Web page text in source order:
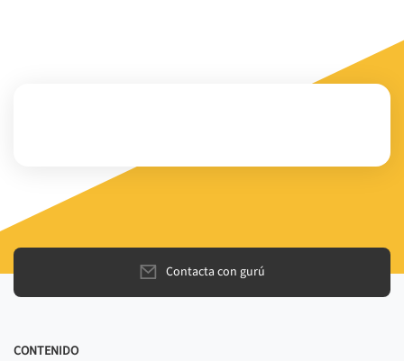
Contacta con gurú
CONTENIDO